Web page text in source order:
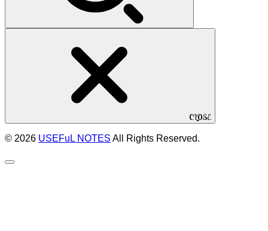
CLOSE
© 2026 USEFuL NOTES All Rights Reserved.